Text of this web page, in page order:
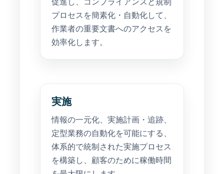
プロセスを簡素化・自動化して、
作業者の重要文書へのアクセスを
効率化します。
実施
情報の一元化、実施計画・追跡、
定型業務の自動化を可能にする、
体系的で統制された実施プロセス
を構築し、顧客のために稼働時間